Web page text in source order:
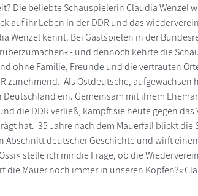
Die beliebte Schauspielerin Claudia Wenzel
auf ihr Leben in der DDR und das
Wenzel kennt. Bei Gastspielen in der
- und dennoch kehrte die
ohne Familie, Freunde und die vertrauten
zunehmend. Als Ostdeutsche, aufgewachsen
ein. Gemeinsam mit ihrem
die DDR verließ, kämpft sie heute gegen
hat. 35 Jahre nach dem Mauerfall blickt
Abschnitt deutscher Geschichte und wirft
stelle ich mir die Frage, ob die
die Mauer noch immer in unseren Köpfen?«